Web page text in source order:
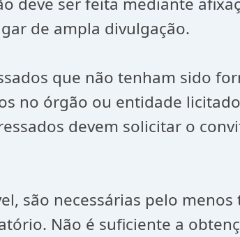
de ampla divulgação.
que não tenham sido
no órgão ou entidade
devem solicitar o
são necessárias pelo
Não é suficiente a